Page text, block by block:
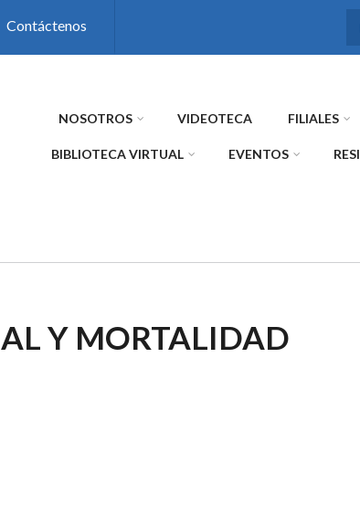
Contáctenos
NOSOTROS VIDEOTECA FILIALES
BIBLIOTECA VIRTUAL EVENTOS
Y MORTALIDAD